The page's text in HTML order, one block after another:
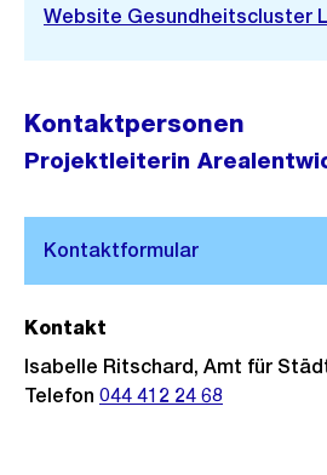
Externer
Website Gesundheitscluster
Kontaktpersonen
Projektleiterin
Kontakt
Isabelle Ritschard, Amt für
Telefon 044 412 24 68